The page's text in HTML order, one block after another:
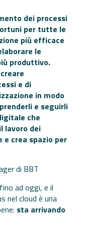
dei processi
per tutte le
più efficace
le
produttivo.
e di
in modo
e seguirli
che
lavoro dei
crea spazio per
di BBT
ad oggi, e il
nel cloud è una
sta arrivando